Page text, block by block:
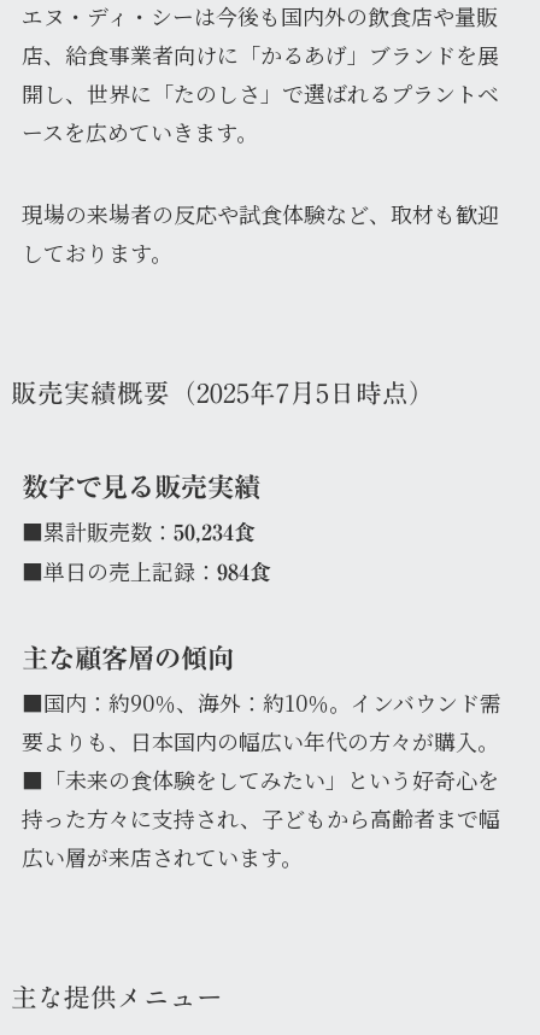
エヌ・ディ・シーは今後も国内外の飲食店や量販
店、給食事業者向けに「かるあげ」ブランドを展
開し、世界に「たのしさ」で選ばれるプラントベ
ースを広めていきます。
現場の来場者の反応や試食体験など、取材も歓迎
しております。
販売実績概要（2025年7月5日時点）
数字で見る販売実績
■累計販売数： 50,234食
■単日の売上記録： 984食
主な顧客層の傾向
■国内：約90％、海外：約10％。インバウンド需
要よりも、日本国内の幅広い年代の方々が購入。
■「未来の食体験をしてみたい」という好奇心を
持った方々に支持され、子どもから高齢者まで幅
広い層が来店されています。
主な提供メニュー